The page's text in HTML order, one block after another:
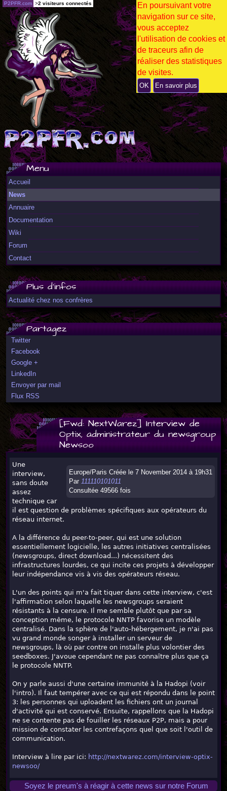
Menu
Accueil
News
Annuaire
Documentation
Wiki
Forum
Contact
Plus d'infos
Actualité chez nos confrères
Partagez
Twitter
Facebook
Google +
LinkedIn
Envoyer par mail
Flux RSS
[Fwd: NextWarez] Interview de
Optix, administrateur du newsgroup
Newsoo
Europe/Paris Créée le 7 November 2014 à 19h31
Par 111110101011
Consultée 49566 fois
Une
interview,
sans doute
assez
technique car
il est question de problèmes spécifiques aux opérateurs du
réseau internet.
A la différence du peer-to-peer, qui est une solution
essentiellement logicielle, les autres initiatives centralisées
(newsgroups, direct download...) nécessitent des
infrastructures lourdes, ce qui incite ces projets à développer
leur indépendance vis à vis des opérateurs réseau.
L'un des points qui m'a fait tiquer dans cette interview, c'est
l'affirmation selon laquelle les newsgroups seraient
résistants à la censure. Il me semble plutôt que par sa
conception même, le protocole NNTP favorise un modèle
centralisé. Dans la sphère de l'auto-hébergement, je n'ai pas
vu grand monde songer à installer un serveur de
newsgroups, là où par contre on installe plus volontier des
seedboxes. J'avoue cependant ne pas connaître plus que ça
le protocole NNTP.
On y parle aussi d'une certaine immunité à la Hadopi (voir
l'intro). Il faut tempérer avec ce qui est répondu dans le point
3: les personnes qui uploadent les fichiers ont un journal
d'activité qui est conservé. Ensuite, rappellons que la Hadopi
ne se contente pas de fouiller les réseaux P2P, mais a pour
mission de constater les contrefaçons quel que soit l'outil de
communication.
Interview à lire par ici: http://nextwarez.com/interview-optix-
newsoo/
Soyez le preum's à réagir à cette news sur notre Forum
P2PFR.com >2 visiteurs connectés
En poursuivant votre
navigation sur ce site,
vous acceptez
l'utilisation de cookies et
de traceurs afin de
réaliser des statistiques
de visites.
OK En savoir plus